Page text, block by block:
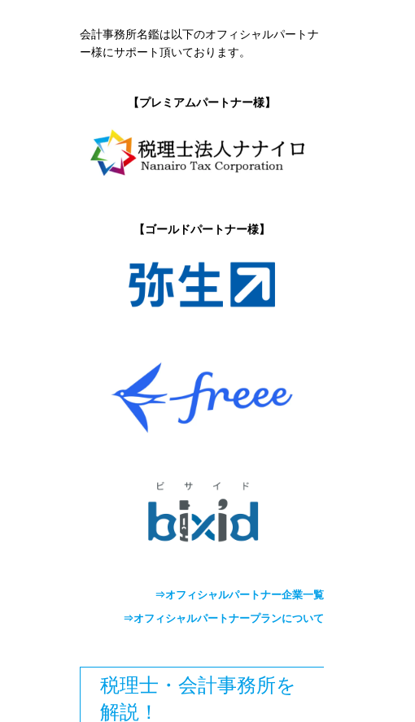
会計事務所名鑑は以下のオフィシャルパートナ
ー様にサポート頂いております。
【プレミアムパートナー様】
【ゴールドパートナー様】
⇒オフィシャルパートナー企業一覧
⇒オフィシャルパートナープランについて
税理士・会計事務所を
解説！